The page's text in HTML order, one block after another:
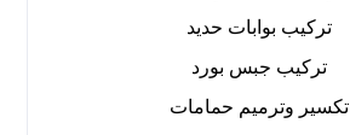
تركيب بوابات حديد
تركيب جبس بورد
تكسير وترميم حمامات